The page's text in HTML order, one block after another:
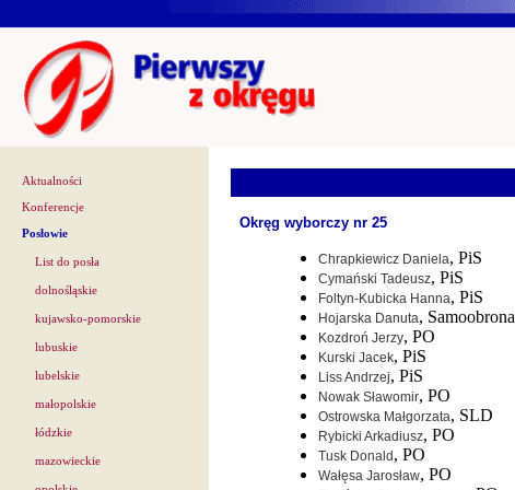
Aktualności
Konferencje
Posłowie
List do posła
dolnośląskie
kujawsko-pomorskie
lubuskie
lubelskie
małopolskie
łódzkie
mazowieckie
Okręg wyborczy nr 25
Chrapkiewicz Daniela, PiS
Cymański Tadeusz, PiS
Foltyn-Kubicka Hanna, PiS
Hojarska Danuta, Samoobrona
Kozdroń Jerzy, PO
Kurski Jacek, PiS
Liss Andrzej, PiS
Nowak Sławomir, PO
Ostrowska Małgorzata, SLD
Rybicki Arkadiusz, PO
Tusk Donald , PO
Wałęsa Jarosław, PO